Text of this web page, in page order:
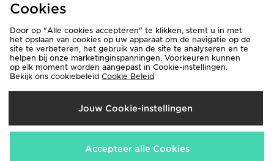
Bestellingen en Levering
Verzenden Naar
België
Wij accepteren de volgende betaalmethoden
Cookies
Door op "Alle cookies accepteren" te klikken, stemt u in met
het opslaan van cookies op uw apparaat om de navigatie op de
site te verbeteren, het gebruik van de site te analyseren en te
helpen bij onze marketinginspanningen. Voorkeuren kunnen
op elk moment worden aangepast in Cookie-instellingen.
Bekijk ons cookiebeleid Cookie Beleid
Jouw Cookie-instellingen
Accepteer alle Cookies